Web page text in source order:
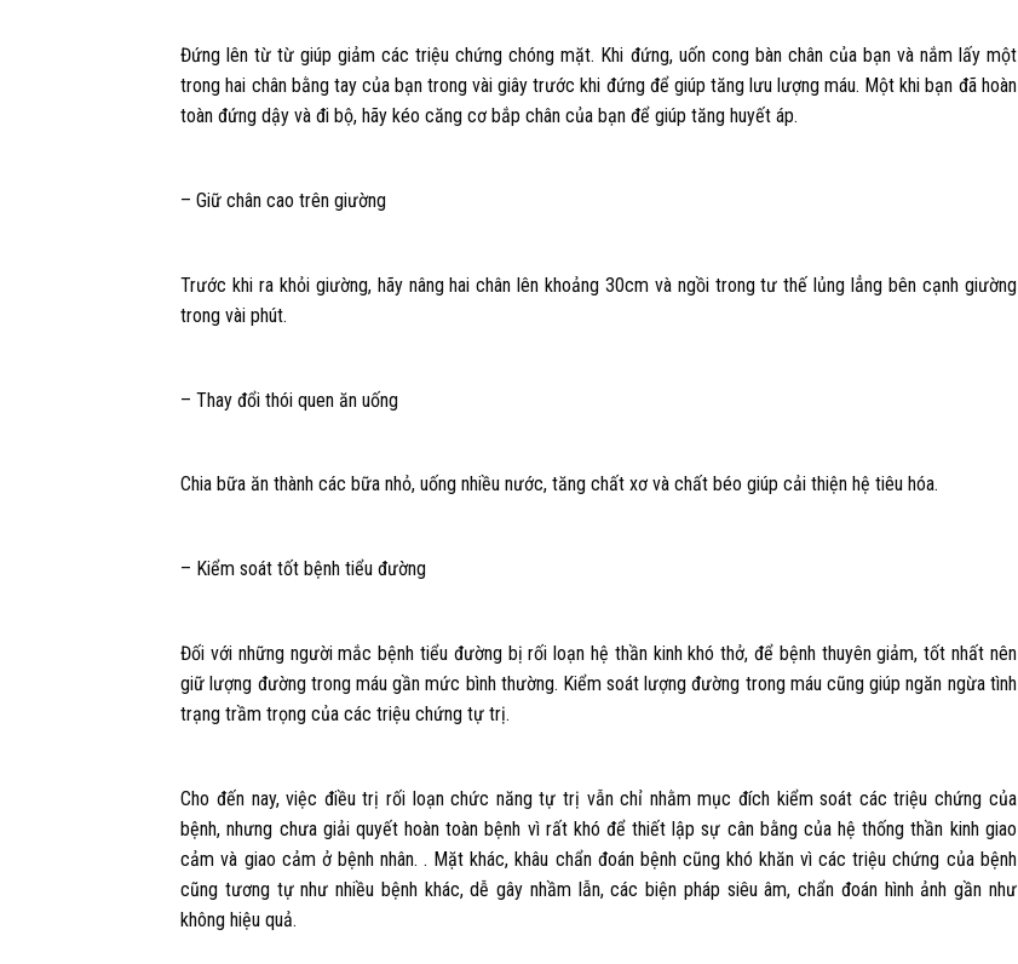
Đứng lên từ từ giúp giảm các triệu chứng chóng mặt. Khi đứng, uốn cong bàn chân của bạn và nắm lấy một
trong hai chân bằng tay của bạn trong vài giây trước khi đứng để giúp tăng lưu lượng máu. Một khi bạn đã hoàn
toàn đứng dậy và đi bộ, hãy kéo căng cơ bắp chân của bạn để giúp tăng huyết áp.
– Giữ chân cao trên giường
Trước khi ra khỏi giường, hãy nâng hai chân lên khoảng 30cm và ngồi trong tư thế lủng lẳng bên cạnh giường
trong vài phút.
– Thay đổi thói quen ăn uống
Chia bữa ăn thành các bữa nhỏ, uống nhiều nước, tăng chất xơ và chất béo giúp cải thiện hệ tiêu hóa.
– Kiểm soát tốt bệnh tiểu đường
Đối với những người mắc bệnh tiểu đường bị rối loạn hệ thần kinh khó thở, để bệnh thuyên giảm, tốt nhất nên
giữ lượng đường trong máu gần mức bình thường. Kiểm soát lượng đường trong máu cũng giúp ngăn ngừa tình
trạng trầm trọng của các triệu chứng tự trị.
Cho đến nay, việc điều trị rối loạn chức năng tự trị vẫn chỉ nhằm mục đích kiểm soát các triệu chứng của
bệnh, nhưng chưa giải quyết hoàn toàn bệnh vì rất khó để thiết lập sự cân bằng của hệ thống thần kinh giao
cảm và giao cảm ở bệnh nhân. . Mặt khác, khâu chẩn đoán bệnh cũng khó khăn vì các triệu chứng của bệnh
cũng tương tự như nhiều bệnh khác, dễ gây nhầm lẫn, các biện pháp siêu âm, chẩn đoán hình ảnh gần như
không hiệu quả.